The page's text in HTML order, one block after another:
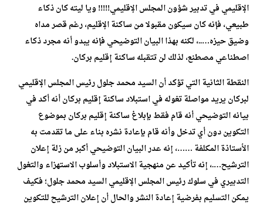
الإقليمي في تدبير شؤون المجلس الإقليمي!!!!! ويا ليته كان ذكاء
طبيعي، فإنه كان سيكون مقبولا من ساكنة الإقليم، رغم قصر مداه
وضيق حيزه…..، لكنه بهذا البيان التوضيحي فإنه يبدو أنه مجرد ذكاء
اصطناعي مصطنع، لذلك لن تتقبله ساكنة إقليم بركان.
النقطة الثانية التي تؤكد أن السيد محمد جلول رئيس المجلس الإقليمي
لبركان يريد مواصلة تغوله في استبلاد ساكنة إقليم بركان أنه أكد في
بيانه التوضيحي أنه قام فقط بإبلاغ ساكنة إقليم بركان بموضوع
التكوين دون أي تدخل وأنه قام بإعادة نشره بناء على ما تقدمت به
الأستاذة المكلفة ……، إنه عدر البيان التوضيحي أكبر من زلة إعلان
الترشيح….، إنه تأكيد عن منهجية الاستبلاد وأسلوب الاستهزاء والتغول
التدبيري في سلوك رئيس المجلس الإقليمي السيد محمد جلول؛ فكيف
يمكن التسليم بفرضية إعادة النشر والحال أن إعلان الترشيح للتكوين